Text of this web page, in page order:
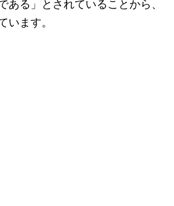
ある」とされていることから、
います。